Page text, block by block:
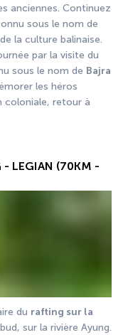
anciennes. Continuez
la culture balinaise.
par la visite du
sous le nom de Bajra
les héros
coloniale, retour à
- LEGIAN (70KM -
du rafting sur la
sur la rivière Ayung.